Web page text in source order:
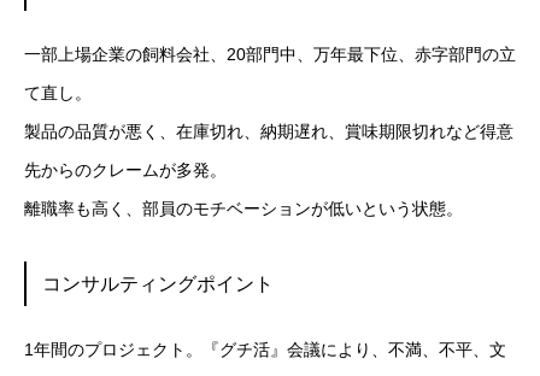
一部上場企業の飼料会社、20部門中、万年最下位、赤字部門の立
て直し。
製品の品質が悪く、在庫切れ、納期遅れ、賞味期限切れなど得意
先からのクレームが多発。
離職率も高く、部員のモチベーションが低いという状態。
コンサルティングポイント
1年間のプロジェクト。『グチ活』会議により、不満、不平、文